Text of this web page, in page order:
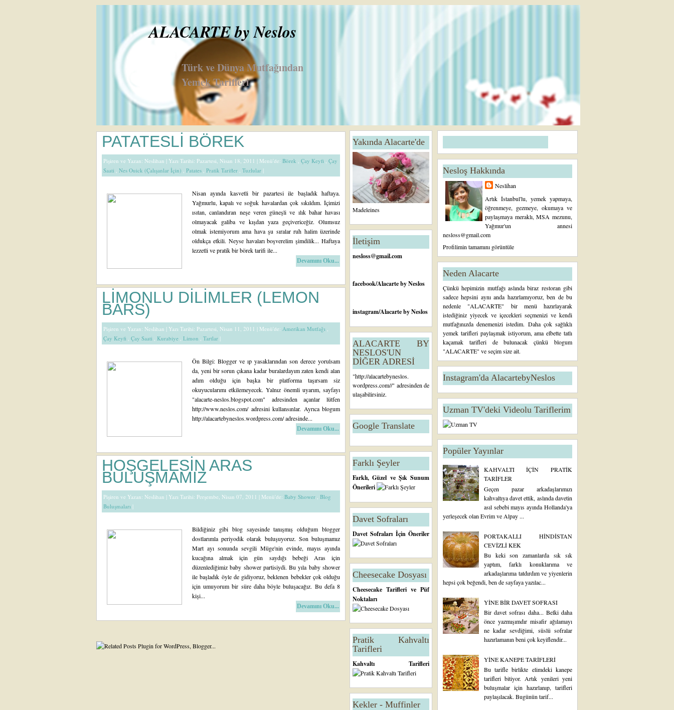
ALACARTE by Neslos
Türk ve Dünya Mutfağından
Yemek Tarifleri
PATATESLİ BÖREK
Pişiren ve Yazan: Neslihan | Yazı Tarihi: Pazartesi, Nisan 18, 2011 | Menü'de: Börek , Çay Keyfi , Çay
Saati , Nes Ouick (Çalışanlar İçin) , Patates , Pratik Tarifler , Tuzlular |
Nisan ayında kasvetli bir pazartesi ile başladık haftaya.
Yağmurlu, kapalı ve soğuk havalardan çok sıkıldım. İçimizi
ısıtan, canlandıran neşe veren güneşli ve ılık bahar havası
olmayacak galiba ve kışdan yaza geçivericeğiz. Olumsuz
olmak istemiyorum ama hava şu sıralar ruh halim üzerinde
oldukça etkili. Neyse havaları boşverelim şimdilik... Haftaya
lezzetli ve pratik bir börek tarifi ile...
Devamını Oku...
LİMONLU DİLİMLER (LEMON
BARS)
Pişiren ve Yazan: Neslihan | Yazı Tarihi: Pazartesi, Nisan 11, 2011 | Menü'de: Amerikan Mutfağı ,
Çay Keyfi , Çay Saati , Kurabiye , Limon , Tartlar |
Ön Bilgi: Blogger ve ıp yasaklarından son derece yorulsam
da, yeni bir sorun çıkana kadar buralardayım zaten kendi alan
adım olduğu için başka bir platforma taşırsam siz
okuyucularımı etkilemeyecek. Yalnız önemli uyarım, sayfayı
"alacarte-neslos.blogspot.com" adresinden açanlar lütfen
http://www.neslos.com/ adresini kullansınlar. Ayrıca blogum
http://alacartebyneslos.wordpress.com/ adresinde...
Devamını Oku...
HOŞGELESİN ARAS
BULUŞMAMIZ
Pişiren ve Yazan: Neslihan | Yazı Tarihi: Perşembe, Nisan 07, 2011 | Menü'de: Baby Shower , Blog
Buluşmaları |
Bildiğiniz gibi blog sayesinde tanışmış olduğum blogger
dostlarımla periyodik olarak buluşuyoruz. Son buluşmamız
Mart ayı sonunda sevgili Müge'nin evinde, mayıs ayında
kucağına almak için gün saydığı bebeği Aras için
düzenlediğimiz baby shower partisiydi. Bu yıla baby shower
ile başladık öyle de gidiyoruz, beklenen bebekler çok olduğu
için umuyorum bir süre daha böyle buluşacağız. Bu defa 8
kişi...
Devamını Oku...
K
A
S
Yakında Alacarte'de
Madeleines
İletişim
nesloss@gmail.com
facebook/Alacarte by Neslos
instagram/Alacarte by Neslos
ALACARTE BY
NESLOS'UN
DİĞER ADRESİ
"http://alacartebyneslos.
wordpress.com//" adresinden de
ulaşabilirsiniz.
Google Translate
Farklı Şeyler
Farklı, Güzel ve Şık Sunum
Önerileri
Davet Sofraları
Davet Sofraları İçin Öneriler
Cheesecake Dosyası
Cheesecake Tarifleri ve Püf
Noktaları
Pratik Kahvaltı
Tarifleri
Kahvaltı Tarifleri
Kekler - Muffinler
Nesloş Hakkında
Neslihan
Artık İstanbul'lu, yemek yapmaya,
öğrenmeye, gezmeye, okumaya ve
paylaşmaya meraklı, MSA mezunu,
Yağmur'un annesi
nesloss@gmail.com
Profilimin tamamını görüntüle
Neden Alacarte
Çünkü hepimizin mutfağı aslında biraz restoran gibi
sadece hepsini aynı anda hazırlamıyoruz, ben de bu
nedenle "ALACARTE" bir menü hazırlayarak
istediğiniz yiyecek ve içecekleri seçmenizi ve kendi
mutfağınızda denemenizi istedim. Daha çok sağlıklı
yemek tarifleri paylaşmak istiyorum, ama elbette tatlı
kaçamak tarifleri de bulunacak çünkü blogum
"ALACARTE" ve seçim size ait.
Instagram'da AlacartebyNeslos
Uzman TV'deki Videolu Tariflerim
Popüler Yayınlar
KAHVALTI İÇİN PRATİK
TARİFLER
Geçen pazar arkadaşlarımızı
kahvaltıya davet ettik, aslında davetin
asıl sebebi mayıs ayında Hollanda'ya
yerleşecek olan Evrim ve Alpay ...
PORTAKALLI HİNDİSTAN
CEVİZLİ KEK
Bu keki son zamanlarda sık sık
yaptım, farklı konuklarıma ve
arkadaşlarıma tatdırdım ve yiyenlerin
hepsi çok beğendi, ben de sayfaya yazılac...
YİNE BİR DAVET SOFRASI
Bir davet sofrası daha... Belki daha
önce yazmışımdır misafir ağılamayı
ne kadar sevdiğimi, süslü sofralar
hazırlamanın beni çok keyiflendir...
YİNE KANEPE TARİFLERİ
Bu tarifle birlikte elimdeki kanepe
tarifleri bitiyor. Artık yenileri yeni
buluşmalar için hazırlanıp, tarifleri
paylaşılacak. Bugünün tarif...